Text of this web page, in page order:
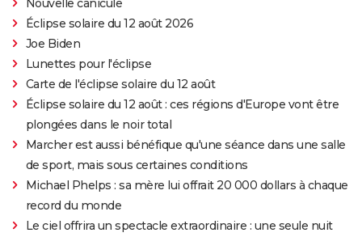
Nouvelle canicule
Éclipse solaire du 12 août 2026
Joe Biden
Lunettes pour l'éclipse
Carte de l'éclipse solaire du 12 août
Éclipse solaire du 12 août : ces régions d'Europe vont être
plongées dans le noir total
Marcher est aussi bénéfique qu'une séance dans une salle
de sport, mais sous certaines conditions
Michael Phelps : sa mère lui offrait 20 000 dollars à chaque
record du monde
Le ciel offrira un spectacle extraordinaire : une seule nuit